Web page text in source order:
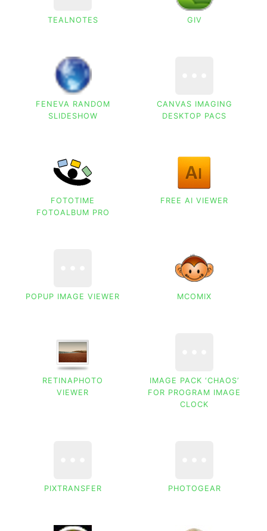
TEALNOTES GIV
FENEVA RANDOM
SLIDESHOW
CANVAS IMAGING
DESKTOP PACS
FOTOTIME
FOTOALBUM PRO
FREE AI VIEWER
POPUP IMAGE VIEWER MCOMIX
RETINAPHOTO
VIEWER
IMAGE PACK ‘CHAOS’
FOR PROGRAM IMAGE
CLOCK
PIXTRANSFER PHOTOGEAR